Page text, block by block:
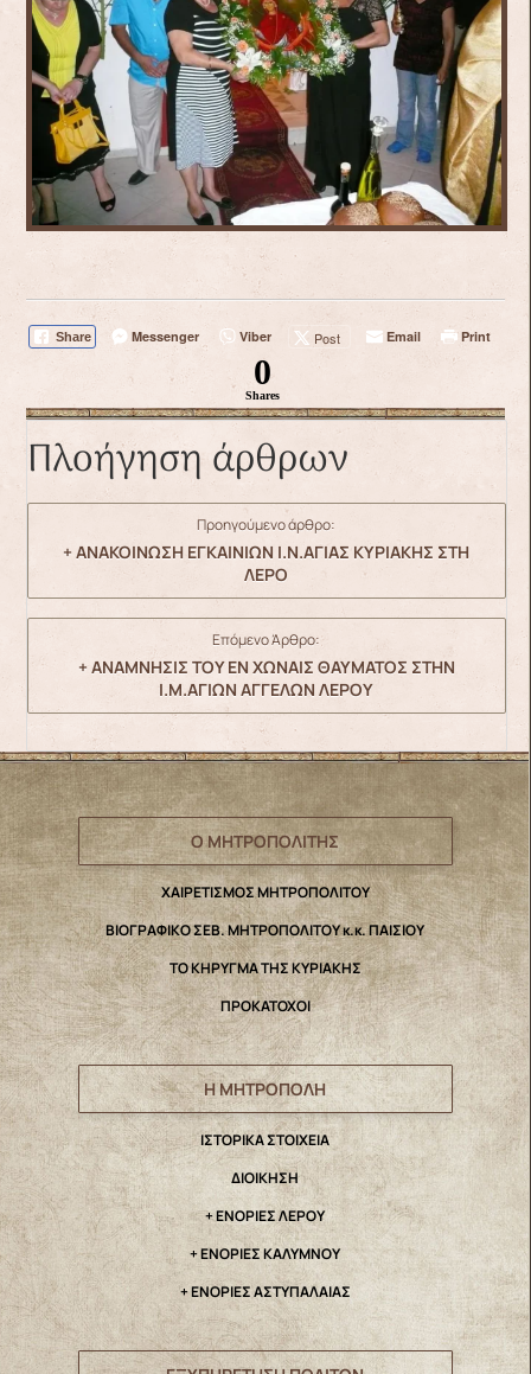
Share Messenger Viber Post Email Print
0
Shares
Πλοήγηση άρθρων
Προηγούμενο άρθρο:
+ ΑΝΑΚΟΙΝΩΣΗ ΕΓΚΑΙΝΙΩΝ Ι.Ν.ΑΓΙΑΣ ΚΥΡΙΑΚΗΣ ΣΤΗ
ΛΕΡΟ
Επόμενο Άρθρο:
+ ΑΝΑΜΝΗΣΙΣ ΤΟΥ ΕΝ ΧΩΝΑΙΣ ΘΑΥΜΑΤΟΣ ΣΤΗΝ
Ι.Μ.ΑΓΙΩΝ ΑΓΓΕΛΩΝ ΛΕΡΟΥ
Ο ΜΗΤΡΟΠΟΛΙΤΗΣ
ΧΑΙΡΕΤΙΣΜΟΣ ΜΗΤΡΟΠΟΛΙΤΟΥ
ΒΙΟΓΡΑΦΙΚΟ ΣΕΒ. ΜΗΤΡΟΠΟΛΙΤΟΥ κ.κ. ΠΑΙΣΙΟΥ
ΤΟ ΚΗΡΥΓΜΑ ΤΗΣ ΚΥΡΙΑΚΗΣ
ΠΡΟΚΑΤΟΧΟΙ
Η ΜΗΤΡΟΠΟΛΗ
IΣΤΟΡΙΚΑ ΣΤΟΙΧΕΙΑ
ΔΙΟΙΚΗΣΗ
+ ΕΝΟΡΙΕΣ ΛΕΡΟΥ
+ ΕΝΟΡΙΕΣ ΚΑΛΥΜΝΟΥ
+ ΕΝΟΡΙΕΣ ΑΣΤΥΠΑΛΑΙΑΣ